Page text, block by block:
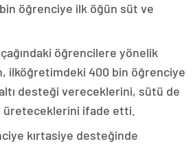
öğrenciye ilk öğün süt ve
öğrencilere yönelik
ilköğretimdeki 400 bin öğrenciye
desteği vereceklerini, sütü de
ifade etti.
kırtasiye desteğinde